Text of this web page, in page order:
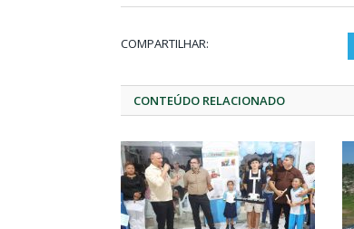
COMPARTILHAR:
CONTEÚDO RELACIONADO